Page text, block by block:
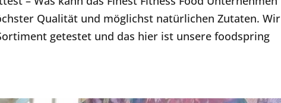
Qualität und möglichst natürlichen Zutaten. Wir
getestet und das hier ist unsere foodspring